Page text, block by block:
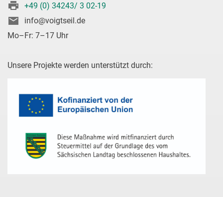
+49 (0) 34243/ 3 02-19
info@voigtseil.de
Mo–Fr: 7–17 Uhr
Unsere Projekte werden unterstützt durch: